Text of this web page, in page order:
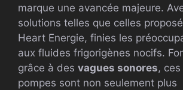
marque une avancée majeure.
solutions telles que celles
Heart Energie, finies les
aux fluides frigorigènes nocifs.
grâce à des vagues sonores,
pompes sont non seulement plus